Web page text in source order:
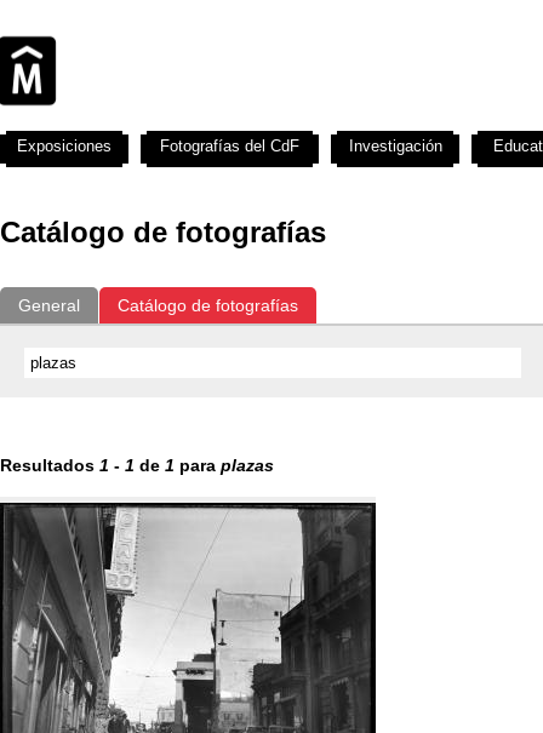
Catálogo de fotografías
General Catálogo de fotografías
Resultados 1 - 1 de 1 para plazas
Exposiciones Fotografías del CdF Investigación